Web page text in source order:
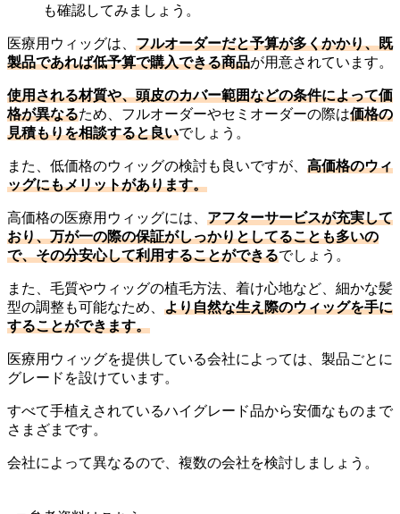
も確認してみましょう。
医療用ウィッグは、 フルオーダーだと予算が多くかかり、既
製品であれば低予算で購入できる商品が用意されています。
使用される材質や、頭皮のカバー範囲などの条件によって価
格が異なるため、フルオーダーやセミオーダーの際は価格の
見積もりを相談すると良いでしょう。
また、低価格のウィッグの検討も良いですが、 高価格のウィ
ッグにもメリットがあります。
高価格の医療用ウィッグには、 アフターサービスが充実して
おり、万が一の際の保証がしっかりとしてることも多いの
で、その分安心して利用することができるでしょう。
また、毛質やウィッグの植毛方法、着け心地など、細かな髪
型の調整も可能なため、 より自然な生え際のウィッグを手に
することができます。
医療用ウィッグを提供している会社によっては、製品ごとに
グレードを設けています。
すべて手植えされているハイグレード品から安価なものまで
さまざまです。
会社によって異なるので、複数の会社を検討しましょう。